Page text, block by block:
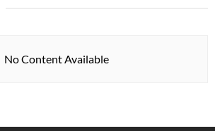
No Content Available